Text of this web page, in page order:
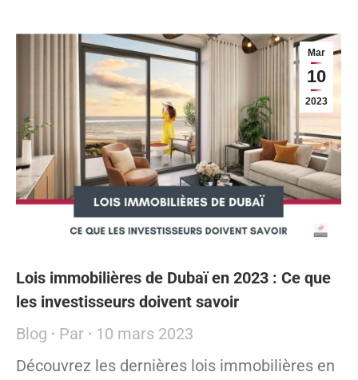
Mar
10
2023
Lois immobilières de Dubaï en 2023 : Ce que
les investisseurs doivent savoir
Blog
Par
10 mars 2023
Découvrez les dernières lois immobilières en